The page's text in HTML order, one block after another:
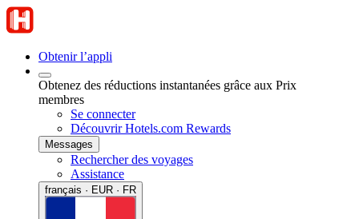
Obtenir l’appli
Obtenez des réductions instantanées grâce aux Prix
membres
Se connecter
Découvrir Hotels.com Rewards
Messages
Rechercher des voyages
Assistance
français · EUR · FR